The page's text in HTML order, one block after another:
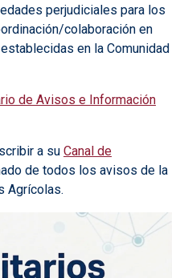
perjudiciales para los
colaboración en
en la Comunidad
de Avisos e Información
a su Canal de
de todos los avisos de la
Agrícolas.